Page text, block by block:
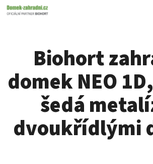
Přejít
Biohort
domek NEO
šedá
dvoukřídlými
K
O